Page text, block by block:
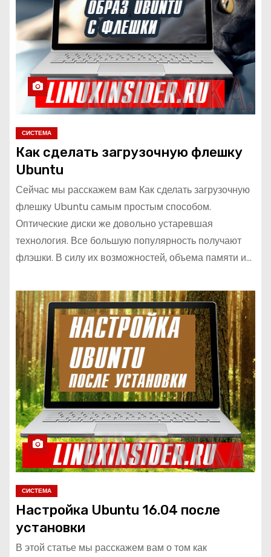
СИСТЕМА
Как сделать загрузочную флешку
Ubuntu
Сейчас мы расскажем вам Как сделать загрузочную
флешку Ubuntu самым простым способом.
Оптические диски же довольно устаревшая
технология. Все большую популярность получают
флэшки. В силу их возможностей, объема памяти и…
СИСТЕМА
Настройка Ubuntu 16.04 после
установки
В этой статье мы расскажем вам о том как